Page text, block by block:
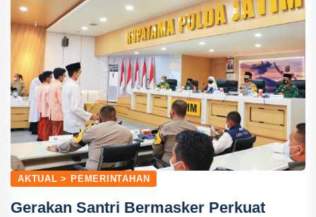
AKTUAL > PEMERINTAHAN
Gerakan Santri Bermasker Perkuat